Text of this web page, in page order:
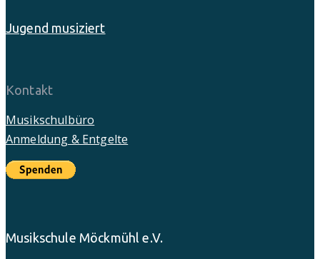
Jugend musiziert
Kontakt
Musikschulbüro
Anmeldung & Entgelte
Musikschule Möckmühl e.V.